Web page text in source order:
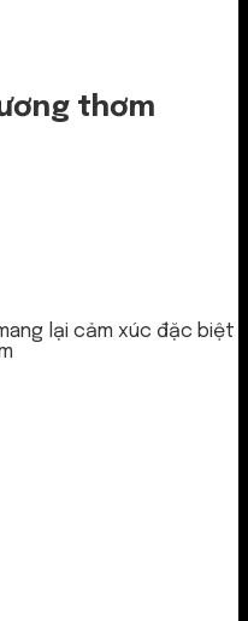
thơm
lại cảm xúc đặc biệt